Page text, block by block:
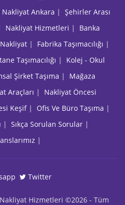
Nakliyat Ankara | Şehirler Arası
Nakliyat Hizmetleri | Banka
| Fabrika Taşımacılığı |
Taşımacılığı | Kolej - Okul
Şirket Taşıma | Mağaza
Araçları | Nakliyat Öncesi
Keşif| Ofis Ve Büro Taşıma |
| Sıkça Sorulan Sorular |
|
Twitter
Hizmetleri ©2026 - Tüm